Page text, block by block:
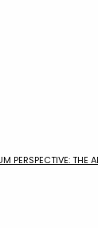
PERSPECTIVE: THE